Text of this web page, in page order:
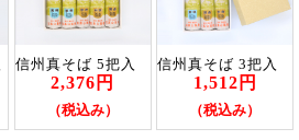
信州真そば 5把入
2,376円
（税込み）
信州真そば 3把入
1,512円
（税込み）